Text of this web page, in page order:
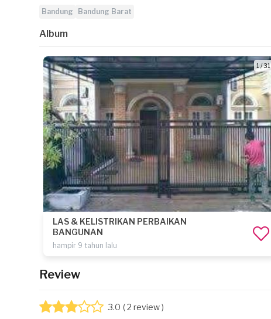
Bandung
Bandung Barat
Album
1 / 31
LAS & KELISTRIKAN PERBAIKAN
BANGUNAN
hampir 9 tahun lalu
Review
3.0 ( 2 review )